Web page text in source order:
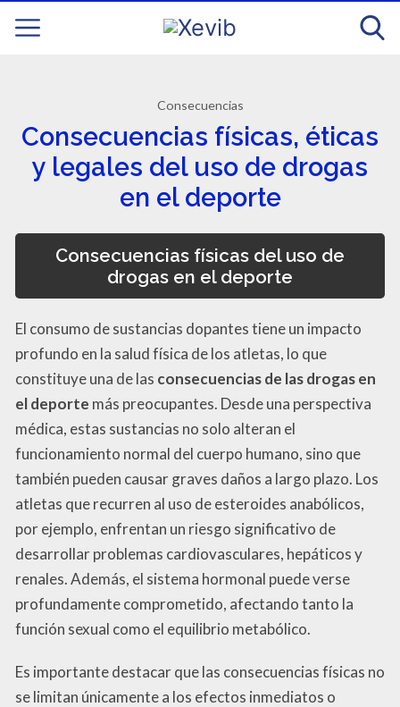
Consecuencias
Consecuencias físicas, éticas
y legales del uso de drogas
en el deporte
Consecuencias físicas del uso de
drogas en el deporte
El consumo de sustancias dopantes tiene un impacto
profundo en la salud física de los atletas, lo que
constituye una de las consecuencias de las drogas en
el deporte más preocupantes. Desde una perspectiva
médica, estas sustancias no solo alteran el
funcionamiento normal del cuerpo humano, sino que
también pueden causar graves daños a largo plazo. Los
atletas que recurren al uso de esteroides anabólicos,
por ejemplo, enfrentan un riesgo significativo de
desarrollar problemas cardiovasculares, hepáticos y
renales. Además, el sistema hormonal puede verse
profundamente comprometido, afectando tanto la
función sexual como el equilibrio metabólico.
Es importante destacar que las consecuencias físicas no
se limitan únicamente a los efectos inmediatos o